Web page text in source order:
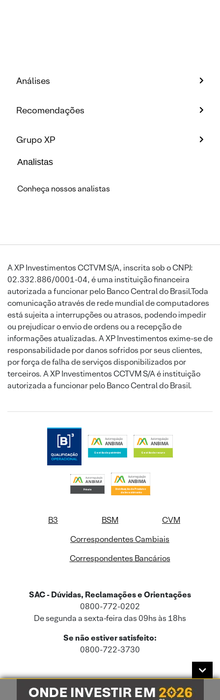
Análises
Recomendações
Grupo XP
Analistas
Conheça nossos analistas
A XP Investimentos CCTVM S/A, inscrita sob o CNPJ:
02.332.886/0001-04, é uma instituição financeira
autorizada a funcionar pelo Banco Central do Brasil.Toda
comunicação através de rede mundial de computadores
está sujeita a interrupções ou atrasos, podendo impedir
ou prejudicar o envio de ordens ou a recepção de
informações atualizadas. A XP Investimentos exime-se de
responsabilidade por danos sofridos por seus clientes,
por força de falha de serviços disponibilizados por
terceiros. A XP Investimentos CCTVM S/A é instituição
autorizada a funcionar pelo Banco Central do Brasil.
B3 BSM
CVM
Correspondentes Cambiais
Correspondentes Bancários
SAC - Dúvidas, Reclamações e Orientações
0800-772-0202
De segunda a sexta-feira das 09hs às 18hs
Se não estiver satisfeito:
0800-722-3730
Este site usa cookies e dados pessoais de acordo com a nossaPolítica de
Cookies
e a nossaPolítica de Privacidade.